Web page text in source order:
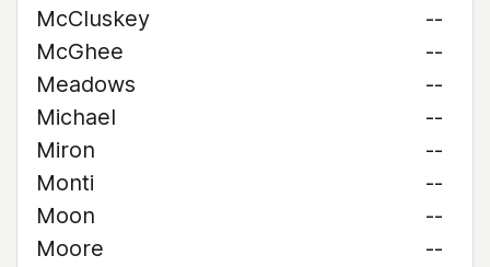
McCluskey
--
McGhee
--
Meadows
--
Michael
--
Miron
--
Monti
--
Moon
--
Moore
--